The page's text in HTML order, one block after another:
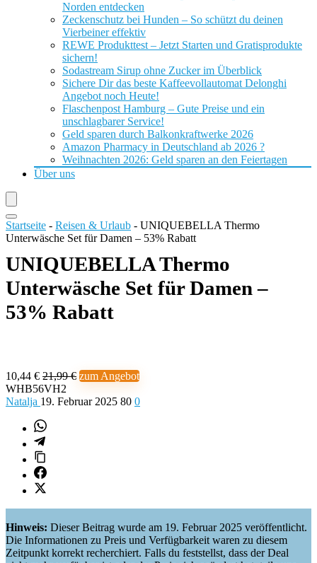
Norden entdecken
Zeckenschutz bei Hunden – So schützt du deinen
Vierbeiner effektiv
REWE Produkttest – Jetzt Starten und Gratisprodukte
sichern!
Sodastream Sirup ohne Zucker im Überblick
Sichere Dir das beste Kaffeevollautomat Delonghi
Angebot noch Heute!
Flaschenpost Hamburg – Gute Preise und ein
unschlagbarer Service!
Geld sparen durch Balkonkraftwerke 2026
Amazon Pharmacy in Deutschland ab 2026 ?
Weihnachten 2026: Geld sparen an den Feiertagen
Über uns
Startseite - Reisen & Urlaub - UNIQUEBELLA Thermo
Unterwäsche Set für Damen – 53% Rabatt
UNIQUEBELLA Thermo
Unterwäsche Set für Damen –
53% Rabatt
10,44 € 21,99 € zum Angebot
WHB56VH2
Natalja 19. Februar 2025 80 0
Hinweis: Dieser Beitrag wurde am 19. Februar 2025 veröffentlicht.
Die Informationen zu Preis und Verfügbarkeit waren zu diesem
Zeitpunkt korrekt recherchiert. Falls du feststellst, dass der Deal